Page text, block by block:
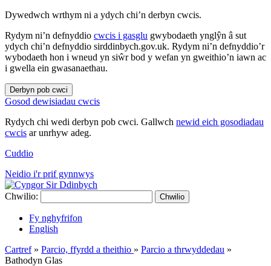
Dywedwch wrthym ni a ydych chi’n derbyn cwcis.
Rydym ni’n defnyddio cwcis i gasglu gwybodaeth ynglŷn â sut
ydych chi’n defnyddio sirddinbych.gov.uk. Rydym ni’n defnyddio’r
wybodaeth hon i wneud yn siŵr bod y wefan yn gweithio’n iawn ac
i gwella ein gwasanaethau.
Derbyn pob cwci
Gosod dewisiadau cwcis
Rydych chi wedi derbyn pob cwci. Gallwch newid eich gosodiadau
cwcis ar unrhyw adeg.
Cuddio
Neidio i'r prif gynnwys
Chwilio: Chwilio
Fy nghyfrifon
English
Cartref» Parcio, ffyrdd a theithio » Parcio a thrwyddedau »
Bathodyn Glas